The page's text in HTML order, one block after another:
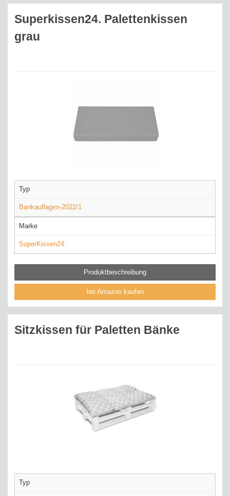
Superkissen24. Palettenkissen
grau
Typ
Bankauflagen-2022/1
Marke
SuperKissen24.
Produktbeschreibung
bei Amazon kaufen
Sitzkissen für Paletten Bänke
Typ